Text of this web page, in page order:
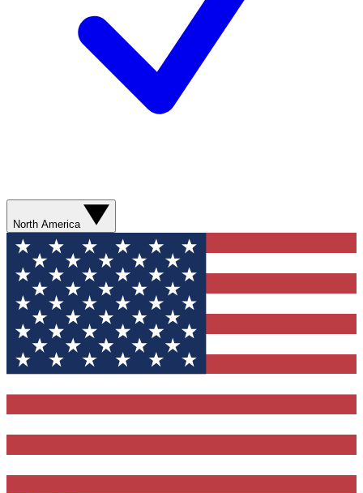
North America